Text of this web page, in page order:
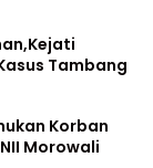
Tambang
Korban
Morowali